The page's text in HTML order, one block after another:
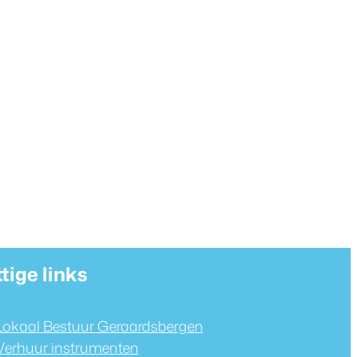
links
Bestuur Geraardsbergen
instrumenten